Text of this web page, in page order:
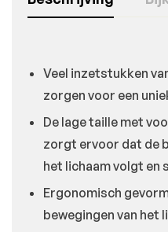
Veel inzetstukken
zorgen voor een
De lage taille met
zorgt ervoor dat de
het lichaam volgt en
Ergonomisch
bewegingen van het